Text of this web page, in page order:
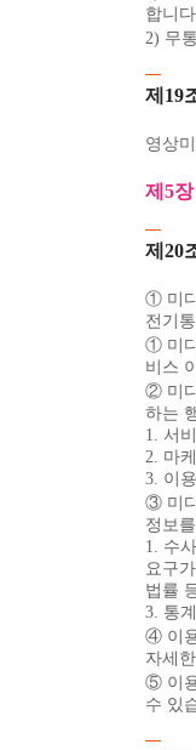
합니
2) 무
제19
영상
제5
제20
① 미
전기
① 미
비스
② 미
하는
1. 서
2. 마
3. 이
③ 미
정보
1. 수
요구
법률
3. 통
④ 이
자세
⑤ 이
수 있